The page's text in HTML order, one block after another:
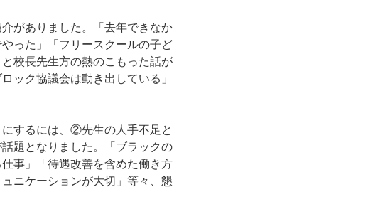
がありました。「去年できなか
った」「フリースクールの子ど
校長先生方の熱のこもった話が
ック協議会は動き出している」
するには、②先生の人手不足と
題となりました。「ブラックの
事」「待遇改善を含めた働き方
ニケーションが大切」等々、懇